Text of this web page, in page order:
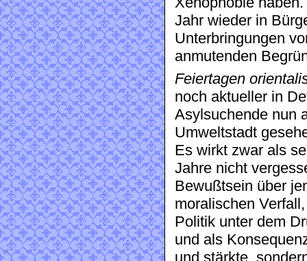
Jahr wieder in
Unterbringungen
anmutenden
Feiertagen
noch aktueller in
Asylsuchende nun
Umweltstadt
Es wirkt zwar als
Jahre nicht
Bewußtsein über
moralischen
Politik unter dem
und als
und stärkte,